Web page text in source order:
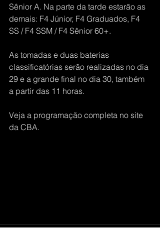
Sênior A. Na parte da tarde estarão as
demais: F4 Júnior, F4 Graduados, F4
SS / F4 SSM / F4 Sênior 60+.
As tomadas e duas baterias
classificatórias serão realizadas no dia
29 e a grande final no dia 30, também
a partir das 11 horas.
Veja a programação completa no site
da CBA.